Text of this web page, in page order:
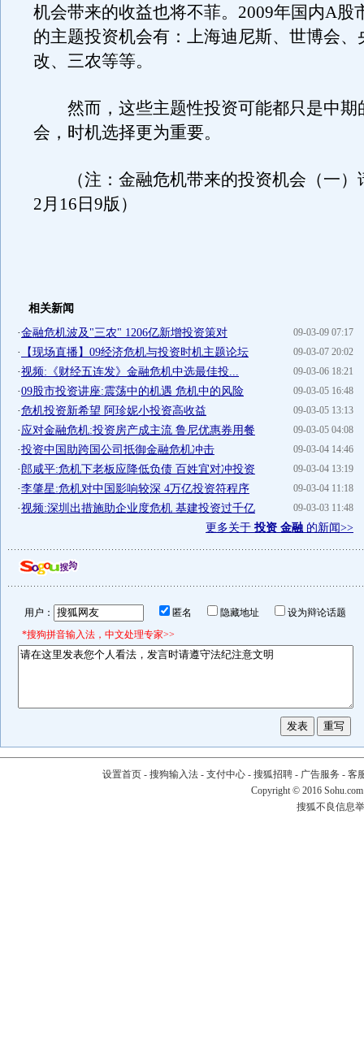
机会带来的收益也将不菲。2009年国内A股
的主题投资机会有：上海迪尼斯、世博会、
改、三农等等。
然而，这些主题性投资可能都只是中期
会，时机选择更为重要。
（注：金融危机带来的投资机会（一）
2月16日9版）
相关新闻
09-03-09 07:17
·金融危机波及"三农" 1206亿新增投资策对
09-03-07 20:02
· 【现场直播】09经济危机与投资时机主题论坛
09-03-06 18:21
·视频:《财经五连发》金融危机中选最佳投...
09-03-05 16:48
·09股市投资讲座:震荡中的机遇 危机中的风险
09-03-05 13:13
·危机投资新希望 阿珍妮小投资高收益
09-03-05 04:08
·应对金融危机:投资房产成主流 鲁尼优惠券用餐
09-03-04 14:46
·投资中国助跨国公司抵御金融危机冲击
09-03-04 13:19
·郎咸平:危机下老板应降低负债 百姓宜对冲投资
09-03-04 11:18
·李肇星:危机对中国影响较深 4万亿投资符程序
09-03-03 11:48
·视频:深圳出措施助企业度危机 基建投资过千亿
更多关于 投资 金融 的新闻>>
用户： 匿名 隐藏地址
设为辩论话题
*搜狗拼音输入法，中文处理专家>>
设置首页- 搜狗输入法- 支付中心- 搜狐招聘- 广告服务 - 客
Copyright © 2016
搜狐不良信息